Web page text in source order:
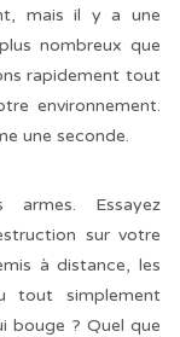
mais il y a une
nombreux que
rapidement tout
environnement.
une seconde.
armes. Essayez
sur votre
à distance, les
tout simplement
bouge ? Quel que